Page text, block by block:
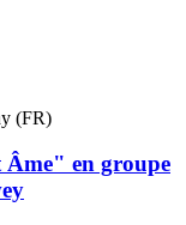
(FR)
en groupe